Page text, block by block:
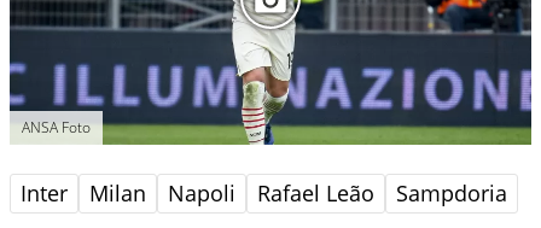
ANSA Foto
Inter Milan Napoli Rafael Leão Sampdoria